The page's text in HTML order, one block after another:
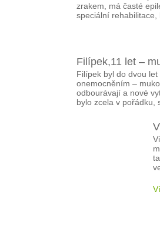
zrakem, má časté
speciální
Filípek,11 let –
Filípek byl do dvou
onemocněním –
odbourávají a nové
bylo zcela v pořádku,